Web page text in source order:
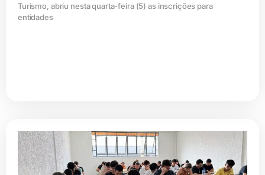
Turismo, abriu nesta quarta-feira (5) as inscrições para
entidades